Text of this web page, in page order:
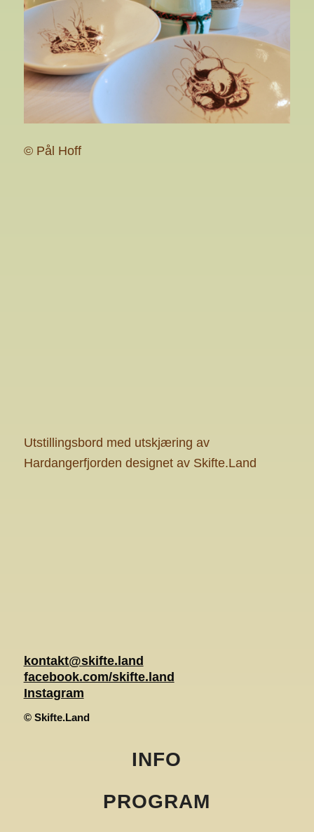
© Pål Hoff
Utstillingsbord med utskjæring av
Hardangerfjorden designet av Skifte.Land
kontakt@skifte.land
facebook.com/skifte.land
Instagram
© Skifte.Land
INFO
PROGRAM